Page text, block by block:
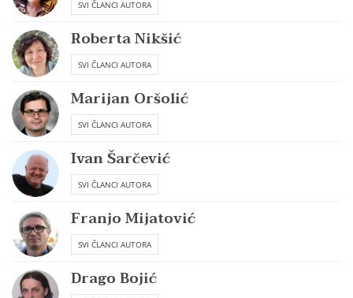
SVI ČLANCI AUTORA
Roberta Nikšić
SVI ČLANCI AUTORA
Marijan Oršolić
SVI ČLANCI AUTORA
Ivan Šarčević
SVI ČLANCI AUTORA
Franjo Mijatović
SVI ČLANCI AUTORA
Drago Bojić